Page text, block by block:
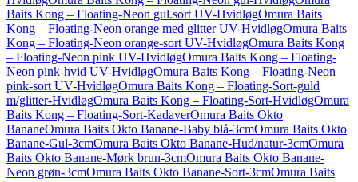
Baits Kong – Floating-Neon gul.sort UV-HvidløgOmura Baits
Kong – Floating-Neon orange med glitter UV-HvidløgOmura Baits
Kong – Floating-Neon orange-sort UV-HvidløgOmura Baits Kong
– Floating-Neon pink UV-HvidløgOmura Baits Kong – Floating-
Neon pink-hvid UV-HvidløgOmura Baits Kong – Floating-Neon
pink-sort UV-HvidløgOmura Baits Kong – Floating-Sort-guld
m/glitter-HvidløgOmura Baits Kong – Floating-Sort-HvidløgOmura
Baits Kong – Floating-Sort-KadaverOmura Baits Okto
BananeOmura Baits Okto Banane-Baby blå-3cmOmura Baits Okto
Banane-Gul-3cmOmura Baits Okto Banane-Hud/natur-3cmOmura
Baits Okto Banane-Mørk brun-3cmOmura Baits Okto Banane-
Neon grøn-3cmOmura Baits Okto Banane-Sort-3cmOmura Baits